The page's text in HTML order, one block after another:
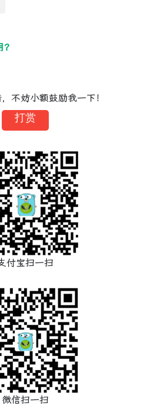
不妨小额鼓励我一下！
打赏
付宝扫一扫
微信扫一扫